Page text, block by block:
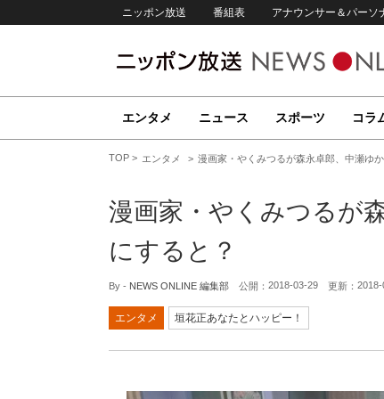
ニッポン放送 番組表 アナウンサー＆パーソ
エンタメ ニュース スポーツ コラ
TOP エンタメ 漫画家・やくみつるが森永卓郎、中瀬ゆ
漫画家・やくみつるが
にすると？
By - NEWS ONLINE 編集部 公開： 2018-03-29 更新：
エンタメ 垣花正あなたとハッピー！